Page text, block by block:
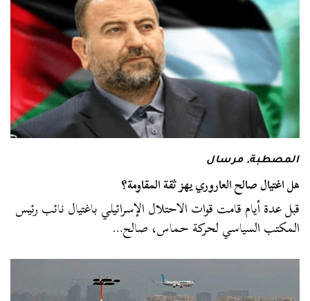
المصطبة,مرسال
هل اغتيال صالح العاروري يهز ثقة المقاومة؟
قبل عدة أيام قامت قوات الاحتلال الإسرائيلي باغتيال نائب رئيس
المكتب السياسي لحركة حماس، صالح…